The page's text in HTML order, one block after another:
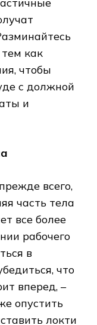
как
чтобы
с должной
и
всего,
часть тела
все более
рабочего
в
что
вперед, ­–
опустить
локти